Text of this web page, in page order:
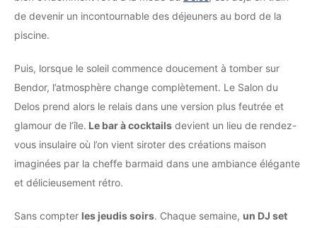
de devenir un incontournable des déjeuners au bord de la
piscine.
Puis, lorsque le soleil commence doucement à tomber sur
Bendor, l’atmosphère change complètement. Le Salon du
Delos prend alors le relais dans une version plus feutrée et
glamour de l’île. Le bar à cocktails devient un lieu de rendez-
vous insulaire où l’on vient siroter des créations maison
imaginées par la cheffe barmaid dans une ambiance élégante
et délicieusement rétro.
Sans compter les jeudis soirs. Chaque semaine, un DJ set